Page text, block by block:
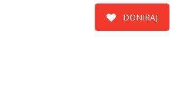
DONIRAJ